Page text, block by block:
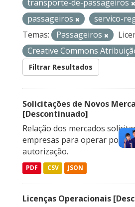
transporte-de-passageiros
passageiros
servico-
Temas:
Passageiros
Creative Commons
Filtrar Resultados
Solicitações de Novos
[Descontinuado]
Relação dos mercados
empresas para operar por
autorização.
PDF CSV JSON
Licenças Operacionais